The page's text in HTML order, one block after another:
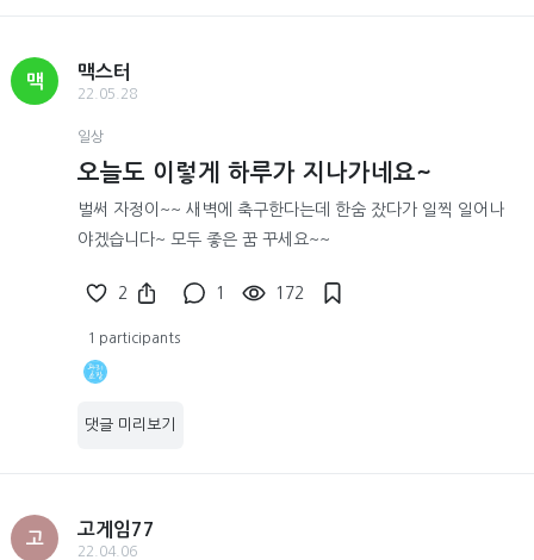
맥
맥스터
22.05.28
일상
오늘도 이렇게 하루가 지나가네요~
벌써 자정이~~ 새벽에 축구한다는데 한숨 잤다가 일찍 일어나
야겠습니다~ 모두 좋은 꿈 꾸세요~~
2 1 172
1 participants
댓글 미리보기
고
고게임77
22.04.06